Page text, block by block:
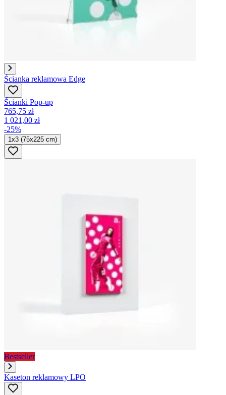
Ścianka reklamowa Edge
Ścianki Pop-up
765,75 zł
1 021,00 zł
-25%
1x3 (75x225 cm)
Bestseller
Kaseton reklamowy LPO